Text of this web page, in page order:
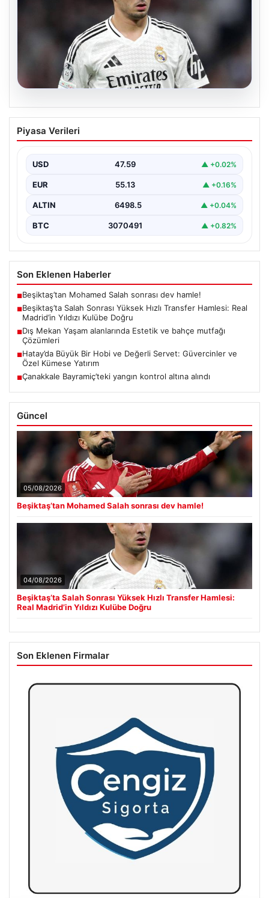
04.08.2026
Beşiktaş’ta Salah Sonrası Yüksek Hızlı
Transfer Hamlesi: Real Madrid’in Yıldızı
Yeni sezon öncesinde güçlü bir kadro kurma
transferinden olumsuz…
Piyasa Verileri
USD 47.59 ▲ +0.02%
EUR 55.13 ▲ +0.16%
ALTIN 6498.5 ▲ +0.04%
BTC 3070491 ▲ +0.82%
Son Eklenen Haberler
■Beşiktaş’tan Mohamed Salah sonrası dev hamle!
■Beşiktaş’ta Salah Sonrası Yüksek Hızlı Transfer Hamlesi: Real
Madrid’in Yıldızı Kulübe Doğru
■Dış Mekan Yaşam alanlarında Estetik ve bahçe mutfağı
Çözümleri
■Hatay’da Büyük Bir Hobi ve Değerli Servet: Güvercinler ve
Özel Kümese Yatırım
■Çanakkale Bayramiç’teki yangın kontrol altına alındı
Güncel
05/08/2026
Beşiktaş’tan Mohamed Salah sonrası dev hamle!
04/08/2026
Beşiktaş’ta Salah Sonrası Yüksek Hızlı Transfer Hamlesi:
Real Madrid’in Yıldızı Kulübe Doğru
Son Eklenen Firmalar